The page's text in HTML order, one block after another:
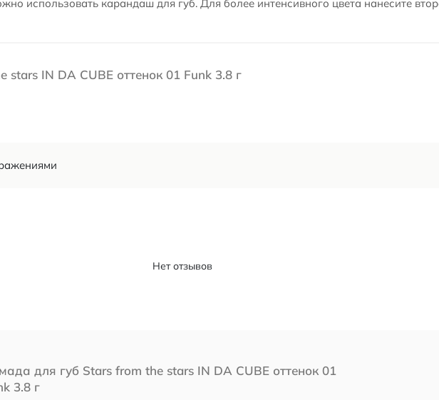
использовать карандаш для губ. Для более интенсивного цвета нанесите
IN DA CUBE оттенок 01 Funk 3.8 г
Нет отзывов
для губ Stars from the stars IN DA CUBE оттенок 01
3.8 г